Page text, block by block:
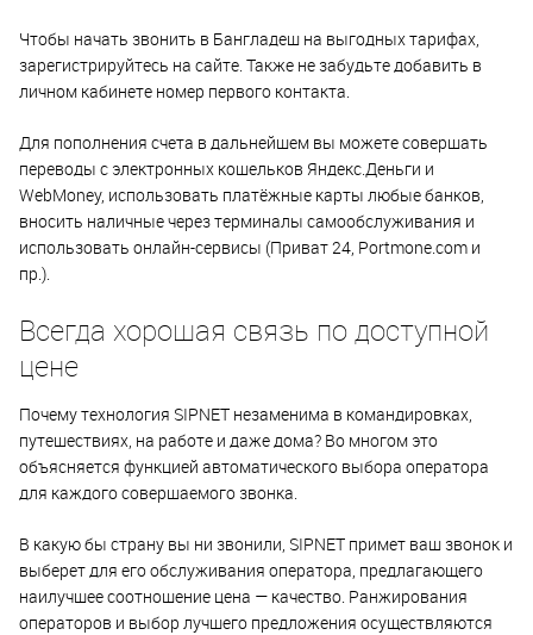
Чтобы начать звонить в Бангладеш на выгодных тарифах,
зарегистрируйтесь на сайте. Также не забудьте добавить в
личном кабинете номер первого контакта.
Для пополнения счета в дальнейшем вы можете совершать
переводы с электронных кошельков Яндекс.Деньги и
WebMoney, использовать платёжные карты любые банков,
вносить наличные через терминалы самообслуживания и
использовать онлайн-сервисы (Приват 24, Portmone.com и
пр.).
Всегда хорошая связь по доступной
цене
Почему технология SIPNET незаменима в командировках,
путешествиях, на работе и даже дома? Во многом это
объясняется функцией автоматического выбора оператора
для каждого совершаемого звонка.
В какую бы страну вы ни звонили, SIPNET примет ваш звонок и
выберет для его обслуживания оператора, предлагающего
наилучшее соотношение цена — качество. Ранжирования
операторов и выбор лучшего предложения осуществляются